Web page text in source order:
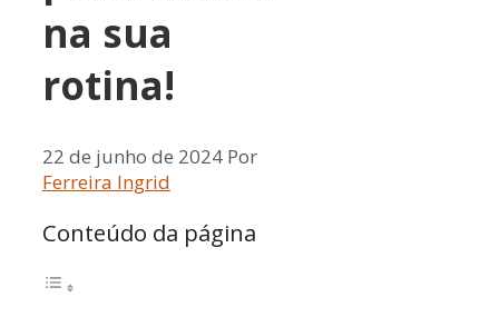
na sua
rotina!
22 de junho de 2024 Por
Ferreira Ingrid
Conteúdo da página